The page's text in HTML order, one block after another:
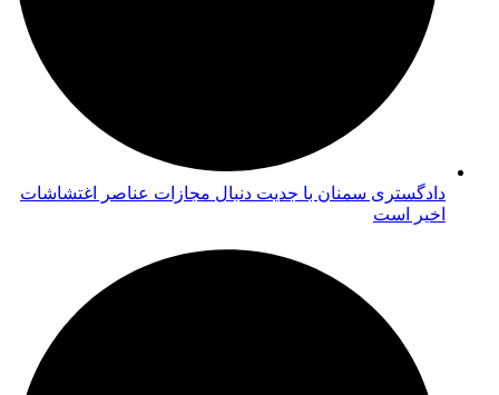
دادگستری سمنان با جدیت دنبال مجازات عناصر اغتشاشات
اخیر است